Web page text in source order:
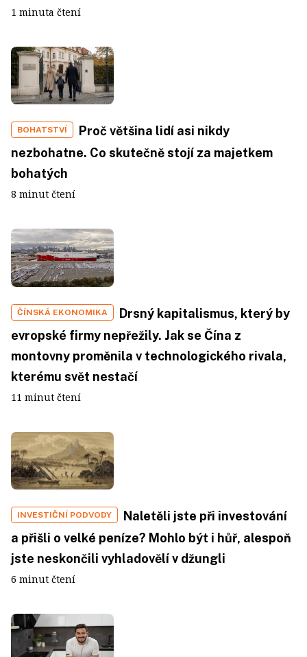
1 minuta čtení
BOHATSTVÍ
Proč většina lidí asi nikdy
nezbohatne. Co skutečně stojí za majetkem
bohatých
8 minut čtení
ČÍNSKÁ EKONOMIKA
Drsný kapitalismus, který by
evropské firmy nepřežily. Jak se Čína z
montovny proměnila v technologického rivala,
kterému svět nestačí
11 minut čtení
INVESTIČNÍ PODVODY
Naletěli jste při investování
a přišli o velké peníze? Mohlo být i hůř, alespoň
jste neskončili vyhladovělí v džungli
6 minut čtení